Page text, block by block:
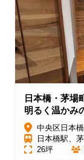
日本橋・茅場
明るく温かみ
中央区日本橋
日本橋駅、
26坪